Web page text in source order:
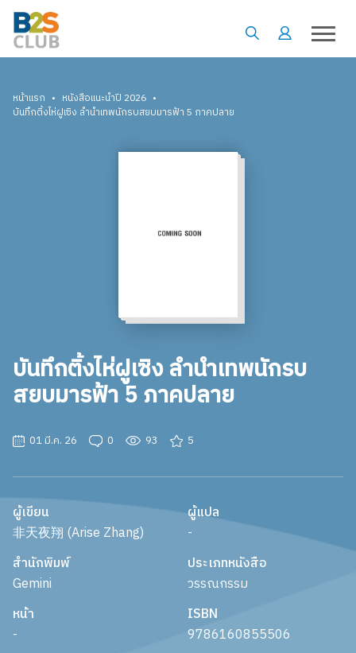
หน้าแรก • หนังสือแนะนำปี 2026 •
บันทึกติ้งไห่ฝูเซิง ลำนำเทพนักรบสยบมารฟ้า 5 ภาคปลาย
บันทึกติ้งไห่ฝูเซิง ลำนำเทพนักรบ
สยบมารฟ้า 5 ภาคปลาย
01 มี.ค. 26 0 93 5
ผู้เขียน
非天夜翔 (Arise Zhang)
ผู้แปล
-
สำนักพิมพ์
Gemini
ประเภทหนังสือ
วรรณกรรม
หน้า
-
ISBN
9786160855506